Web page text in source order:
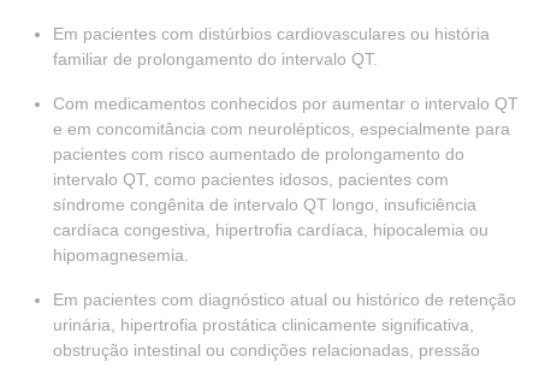
Em pacientes com distúrbios cardiovasculares ou história
familiar de prolongamento do intervalo QT.
Com medicamentos conhecidos por aumentar o intervalo QT
e em concomitância com neurolépticos, especialmente para
pacientes com risco aumentado de prolongamento do
intervalo QT, como pacientes idosos, pacientes com
síndrome congênita de intervalo QT longo, insuficiência
cardíaca congestiva, hipertrofia cardíaca, hipocalemia ou
hipomagnesemia.
Em pacientes com diagnóstico atual ou histórico de retenção
urinária, hipertrofia prostática clinicamente significativa,
obstrução intestinal ou condições relacionadas, pressão